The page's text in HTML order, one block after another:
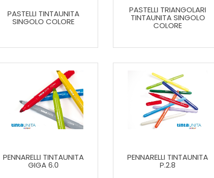
PASTELLI TINTAUNITA
SINGOLO COLORE
PASTELLI TRIANGOLARI
TINTAUNITA SINGOLO
COLORE
PENNARELLI TINTAUNITA
GIGA 6.0
PENNARELLI TINTAUNITA
P.2.8